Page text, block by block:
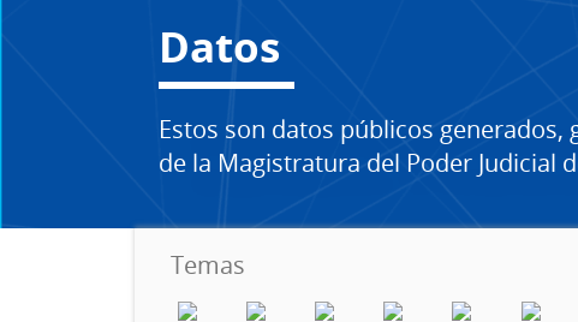
Datos
Estos son datos públicos
de la Magistratura del Poder Judicial
Temas